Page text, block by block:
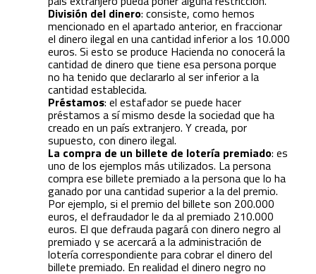
División del dinero: consiste, como hemos
mencionado en el apartado anterior, en fraccionar
el dinero ilegal en una cantidad inferior a los 10.000
euros. Si esto se produce Hacienda no conocerá la
cantidad de dinero que tiene esa persona porque
no ha tenido que declararlo al ser inferior a la
cantidad establecida.
Préstamos: el estafador se puede hacer
préstamos a sí mismo desde la sociedad que ha
creado en un país extranjero. Y creada, por
supuesto, con dinero ilegal.
La compra de un billete de lotería premiado: es
uno de los ejemplos más utilizados. La persona
compra ese billete premiado a la persona que lo ha
ganado por una cantidad superior a la del premio.
Por ejemplo, si el premio del billete son 200.000
euros, el defraudador le da al premiado 210.000
euros. El que defrauda pagará con dinero negro al
premiado y se acercará a la administración de
lotería correspondiente para cobrar el dinero del
billete premiado. En realidad el dinero negro no